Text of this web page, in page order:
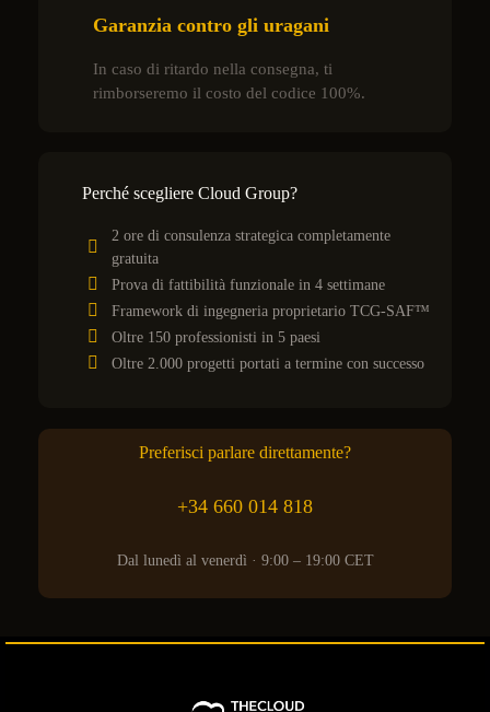
Garanzia contro gli uragani
In caso di ritardo nella consegna, ti
rimborseremo il costo del codice 100%.
Perché scegliere Cloud Group?
2 ore di consulenza strategica completamente
gratuita
Prova di fattibilità funzionale in 4 settimane
Framework di ingegneria proprietario TCG-SAF™
Oltre 150 professionisti in 5 paesi
Oltre 2.000 progetti portati a termine con successo
Preferisci parlare direttamente?
+34 660 014 818
Dal lunedì al venerdì · 9:00 – 19:00 CET